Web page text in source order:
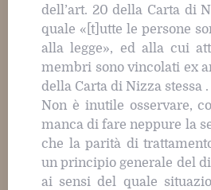
dell’art. 20 della Carta di
quale «[t]utte le persone
alla legge», ed alla cui
membri sono vincolati ex
della Carta di Nizza stessa .
Non è inutile osservare,
manca di fare neppure la
che la parità di
un principio generale del
ai sensi del quale